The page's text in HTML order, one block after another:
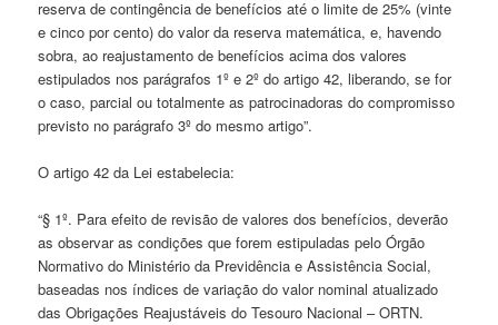
reserva de contingência de benefícios até o limite de 25% (vinte
e cinco por cento) do valor da reserva matemática, e, havendo
sobra, ao reajustamento de benefícios acima dos valores
estipulados nos parágrafos 1º e 2º do artigo 42, liberando, se for
o caso, parcial ou totalmente as patrocinadoras do compromisso
previsto no parágrafo 3º do mesmo artigo”.
O artigo 42 da Lei estabelecia:
“§ 1º. Para efeito de revisão de valores dos benefícios, deverão
as observar as condições que forem estipuladas pelo Órgão
Normativo do Ministério da Previdência e Assistência Social,
baseadas nos índices de variação do valor nominal atualizado
das Obrigações Reajustáveis do Tesouro Nacional – ORTN.